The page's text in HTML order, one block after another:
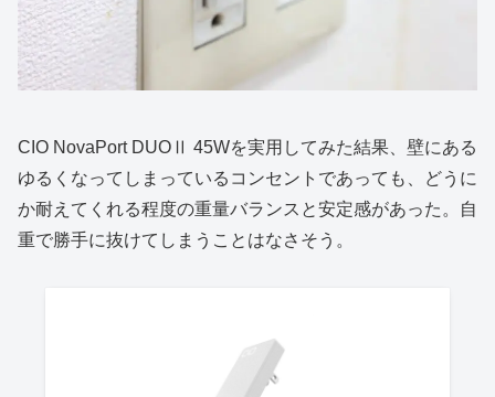
CIO NovaPort DUOⅡ 45Wを実用してみた結果、壁にある
ゆるくなってしまっているコンセントであっても、どうに
か耐えてくれる程度の重量バランスと安定感があった。自
重で勝手に抜けてしまうことはなさそう。